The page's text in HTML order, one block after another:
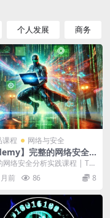
个人发展 商务
课程 网络与安全
】完整的网络安全
践课程
网络安全分析实践课程 | Th
Hands-On Cy...
前 86 8